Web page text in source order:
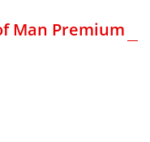
Man Premium